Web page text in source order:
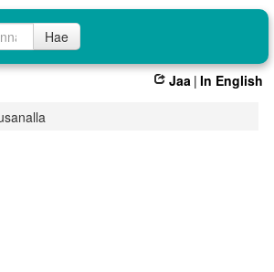
Hae
Jaa | In English